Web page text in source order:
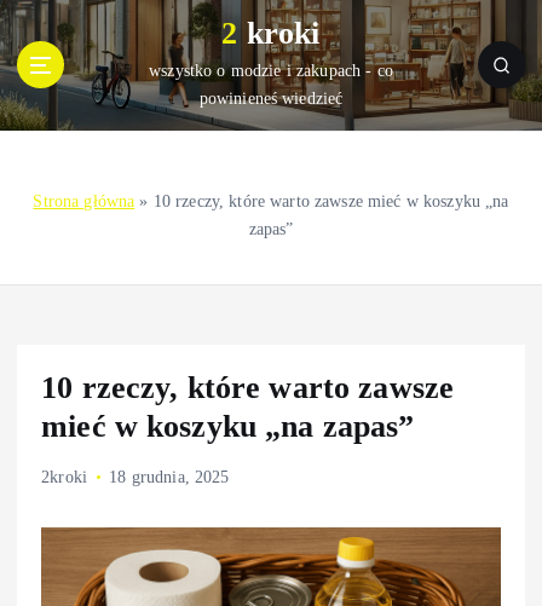
S
k
i
p
t
e
2 kroki
wszystko o modzie i zakupach - co
powinieneś wiedzieć
Strona główna » 10 rzeczy, które warto zawsze mieć w koszyku „na
zapas”
10 rzeczy, które warto zawsze
mieć w koszyku „na zapas”
2kroki 18 grudnia, 2025